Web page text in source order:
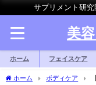
サプリメント研
美
ホーム フェイスケア
ホーム ボディケア